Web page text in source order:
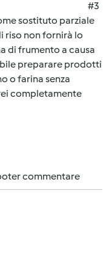
#3
sostituto parziale
riso non fornirà lo
di frumento a causa
preparare prodotti
o farina senza
completamente
commentare